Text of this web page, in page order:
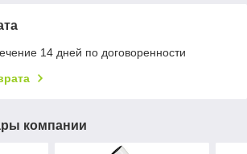
14 дней по договоренности
компании